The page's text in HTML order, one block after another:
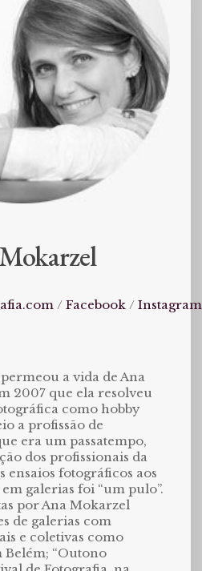
/Facebook /Instagram
a vida de Ana
2007 que ela resolveu
como hobby
a profissão de
era um passatempo,
dos profissionais da
ensaios fotográficos aos
galerias foi “um pulo”.
por Ana Mokarzel
de galerias com
e coletivas como
Belém; “Outono